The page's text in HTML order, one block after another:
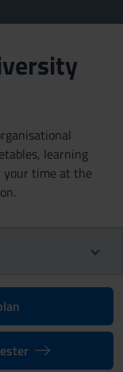
learning
your time at the